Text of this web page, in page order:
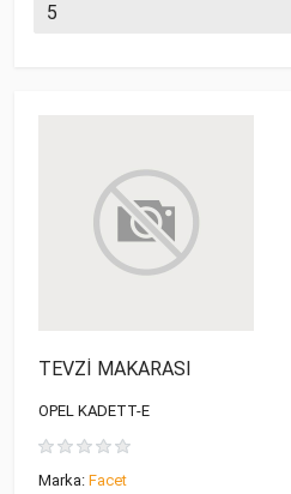
TEVZİ MAKARASI
OPEL KADETT-E
Marka: Facet